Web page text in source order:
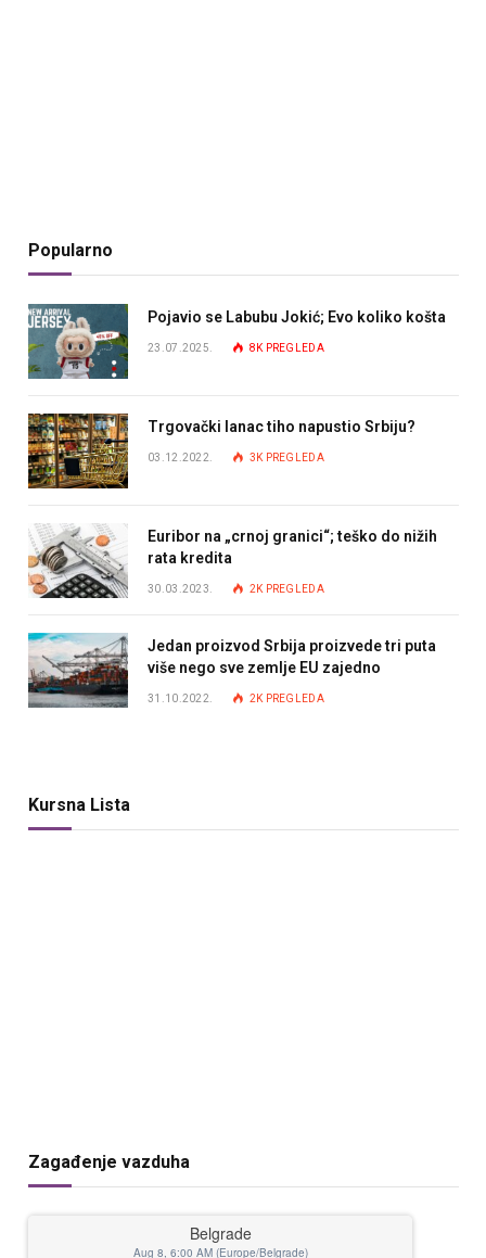
Popularno
Pojavio se Labubu Jokić; Evo koliko košta
23.07.2025. 8K PREGLEDA
Trgovački lanac tiho napustio Srbiju?
03.12.2022. 3K PREGLEDA
Euribor na „crnoj granici“; teško do nižih
rata kredita
30.03.2023. 2K PREGLEDA
Jedan proizvod Srbija proizvede tri puta
više nego sve zemlje EU zajedno
31.10.2022. 2K PREGLEDA
Kursna Lista
Zagađenje vazduha
Belgrade
Aug 8, 6:00 AM (Europe/Belgrade)